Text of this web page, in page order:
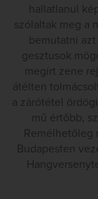
hallatlanul
szólaltak meg a
bemutatni
gesztusok
megírt zene
átélten
a zárótétel
mű értőbb,
Remélhetőleg
Budapesten